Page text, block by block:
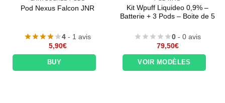
Pod Nexus Falcon JNR
4 - 1 avis
5,90€
BUY
Kit Wpuff Liquideo 0,9% –
Batterie + 3 Pods – Boite de 5
0 - 0 avis
79,50€
VOIR MODÈLES